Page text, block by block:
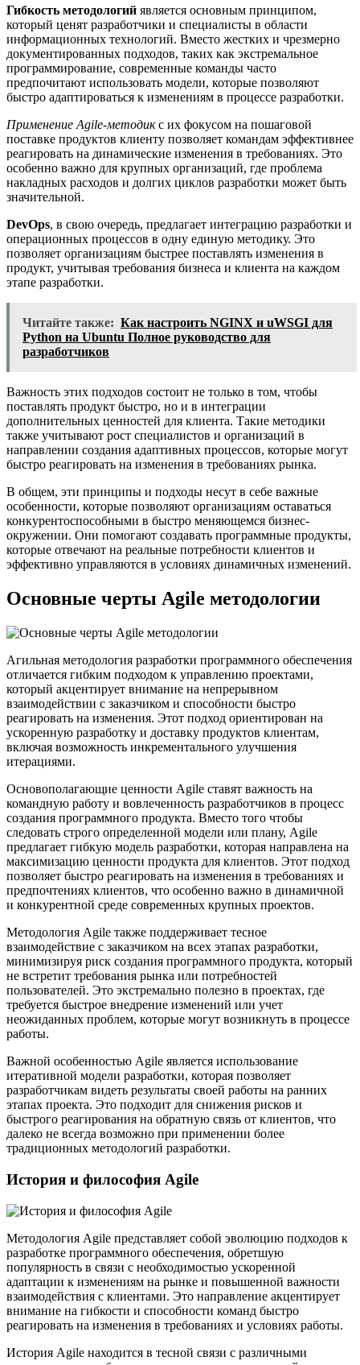
Гибкость методологий является основным принципом,
который ценят разработчики и специалисты в области
информационных технологий. Вместо жестких и чрезмерно
документированных подходов, таких как экстремальное
программирование, современные команды часто
предпочитают использовать модели, которые позволяют
быстро адаптироваться к изменениям в процессе разработки.
Применение Agile-методикс их фокусом на пошаговой
поставке продуктов клиенту позволяет командам эффективнее
реагировать на динамические изменения в требованиях. Это
особенно важно для крупных организаций, где проблема
накладных расходов и долгих циклов разработки может быть
значительной.
DevOps, в свою очередь, предлагает интеграцию разработки и
операционных процессов в одну единую методику. Это
позволяет организациям быстрее поставлять изменения в
продукт, учитывая требования бизнеса и клиента на каждом
этапе разработки.
Читайте также: Как настроить NGINX и uWSGI для
Python на Ubuntu Полное руководство для
разработчиков
Важность этих подходов состоит не только в том, чтобы
поставлять продукт быстро, но и в интеграции
дополнительных ценностей для клиента. Такие методики
также учитывают рост специалистов и организаций в
направлении создания адаптивных процессов, которые могут
быстро реагировать на изменения в требованиях рынка.
В общем, эти принципы и подходы несут в себе важные
особенности, которые позволяют организациям оставаться
конкурентоспособными в быстро меняющемся бизнес-
окружении. Они помогают создавать программные продукты,
которые отвечают на реальные потребности клиентов и
эффективно управляются в условиях динамичных изменений.
Основные черты Agile методологии
Агильная методология разработки программного обеспечения
отличается гибким подходом к управлению проектами,
который акцентирует внимание на непрерывном
взаимодействии с заказчиком и способности быстро
реагировать на изменения. Этот подход ориентирован на
ускоренную разработку и доставку продуктов клиентам,
включая возможность инкрементального улучшения
итерациями.
Основополагающие ценности Agile ставят важность на
командную работу и вовлеченность разработчиков в процесс
создания программного продукта. Вместо того чтобы
следовать строго определенной модели или плану, Agile
предлагает гибкую модель разработки, которая направлена на
максимизацию ценности продукта для клиентов. Этот подход
позволяет быстро реагировать на изменения в требованиях и
предпочтениях клиентов, что особенно важно в динамичной
и конкурентной среде современных крупных проектов.
Методология Agile также поддерживает тесное
взаимодействие с заказчиком на всех этапах разработки,
минимизируя риск создания программного продукта, который
не встретит требования рынка или потребностей
пользователей. Это экстремально полезно в проектах, где
требуется быстрое внедрение изменений или учет
неожиданных проблем, которые могут возникнуть в процессе
работы.
Важной особенностью Agile является использование
итеративной модели разработки, которая позволяет
разработчикам видеть результаты своей работы на ранних
этапах проекта. Это подходит для снижения рисков и
быстрого реагирования на обратную связь от клиентов, что
далеко не всегда возможно при применении более
традиционных методологий разработки.
История и философия Agile
Методология Agile представляет собой эволюцию подходов к
разработке программного обеспечения, обретшую
популярность в связи с необходимостью ускоренной
адаптации к изменениям на рынке и повышенной важности
взаимодействия с клиентами. Это направление акцентирует
внимание на гибкости и способности команд быстро
реагировать на изменения в требованиях и условиях работы.
История Agile находится в тесной связи с различными